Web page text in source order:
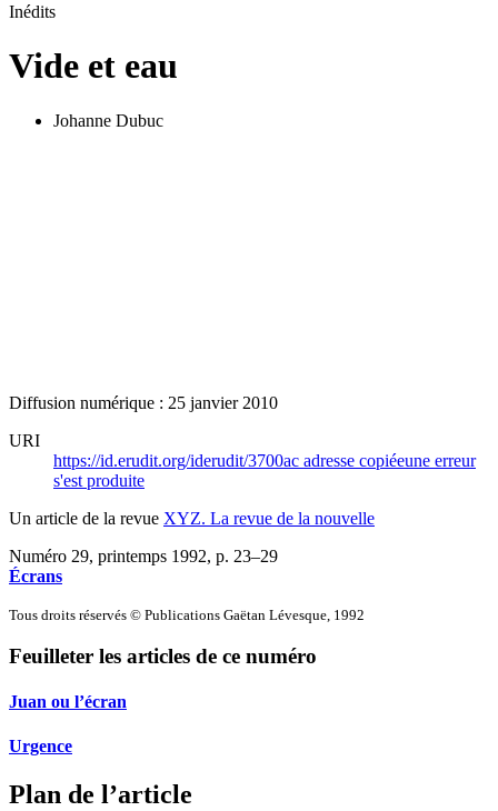
Inédits
Vide et eau
Johanne Dubuc
Diffusion numérique : 25 janvier 2010
URI
https://id.erudit.org/iderudit/3700ac adresse copiéeune erreur
s'est produite
Un article de la revue XYZ. La revue de la nouvelle
Numéro 29, printemps 1992, p. 23–29
Écrans
Tous droits réservés © Publications Gaëtan Lévesque, 1992
Feuilleter les articles de ce numéro
Juan ou l’écran
Urgence
Plan de l’article